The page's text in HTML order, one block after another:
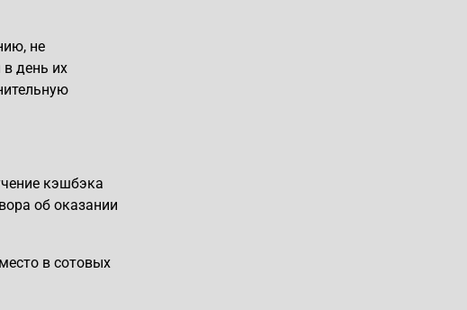
не
день их
кэшбэка
об оказании
в сотовых